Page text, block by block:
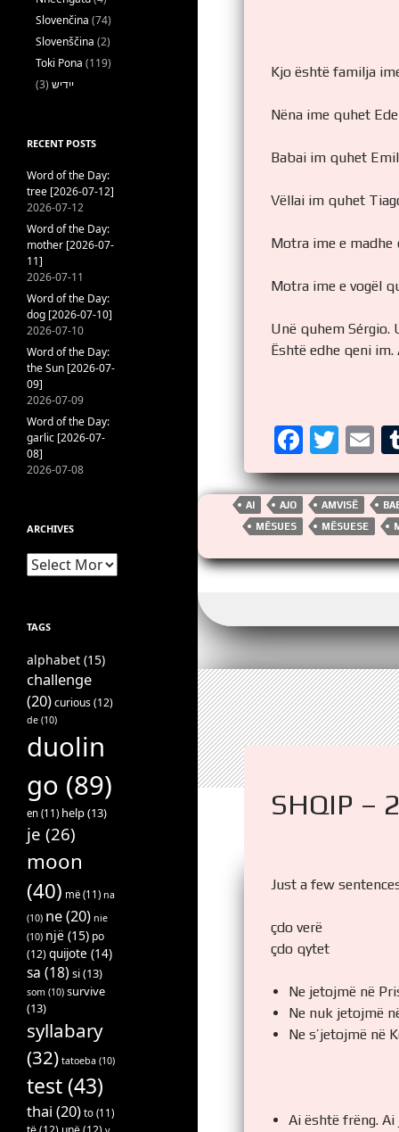
Kjo është familja
Nëna ime quhet
Babai im quhet
Vëllai im quhet
Motra ime e madhe
Motra ime e vogël
Unë quhem Sérgio.
Është edhe qeni im.
F
a
ce
b
o
o
T
wi
tt
er
E
m
AI AJO AMVISË
MËSUES
MËSUESE
SHQIP –
Just a few
çdo verë
çdo qytet
Ne jetojmë në
Ne nuk jetojmë
Ne s’jetojmë në
Ai është frëng. Ai
Slovenčina (74)
Slovenščina (2)
Toki Pona (119)
ייִדיש (3)
RECENT POSTS
Word of the Day:
tree [2026-07-12]
2026-07-12
Word of the Day:
mother [2026-07-
11]
2026-07-11
Word of the Day:
dog [2026-07-10]
2026-07-10
Word of the Day:
the Sun [2026-07-
09]
2026-07-09
Word of the Day:
garlic [2026-07-
08]
2026-07-08
ARCHIVES
Archives
TAGS
alphabet (15)
challenge
(20)curious(12)
de (10)
duolin
go (89)
en (11) help(13)
je (26)
moon
(40) më (11) na
(10) ne(20) nie
(10) një (15) po
(12)quijote (14)
sa (18) si(13)
som (10) survive
(13)
syllabary
(32) tatoeba (10)
test (43)
thai (20) to (11)